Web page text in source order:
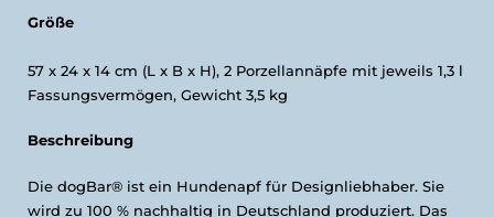
Größe
57 x 24 x 14 cm (L x B x H), 2 Porzellannäpfe mit jeweils 1,3 l
Fassungsvermögen, Gewicht 3,5 kg
Beschreibung
Die dogBar® ist ein Hundenapf für Designliebhaber. Sie
wird zu 100 % nachhaltig in Deutschland produziert. Das